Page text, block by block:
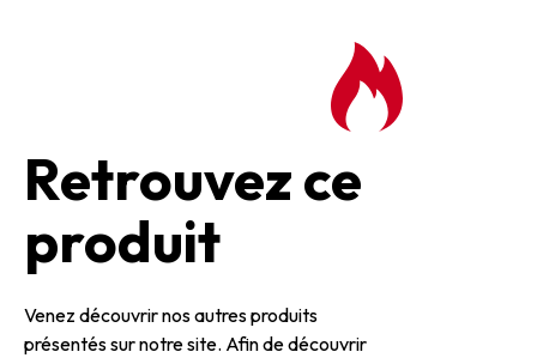
Retrouvez ce
produit
Venez découvrir nos autres produits
présentés sur notre site. Afin de découvrir